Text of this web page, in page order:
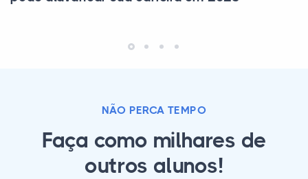
NÃO PERCA TEMPO
Faça como milhares de
outros alunos!